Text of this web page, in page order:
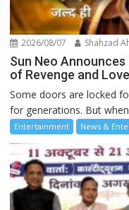
2026/08/07 Shahzad
Sun Neo
of Revenge and Love
Some doors are locked
for generations. But
Entertainment News &